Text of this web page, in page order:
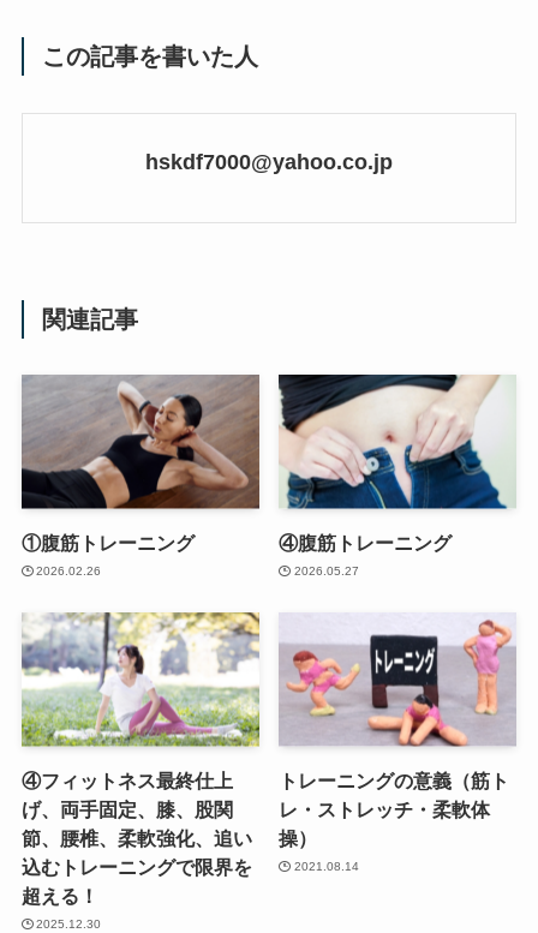
この記事を書いた人
hskdf7000@yahoo.co.jp
関連記事
①腹筋トレーニング
2026.02.26
④腹筋トレーニング
2026.05.27
④フィットネス最終仕上
げ、両手固定、膝、股関
節、腰椎、柔軟強化、追い
込むトレーニングで限界を
超える！
2025.12.30
トレーニングの意義（筋ト
レ・ストレッチ・柔軟体
操）
2021.08.14